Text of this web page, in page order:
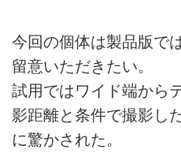
今回の個体は製品版で
留意いただきたい。
試用ではワイド端から
影距離と条件で撮影し
に驚かされた。